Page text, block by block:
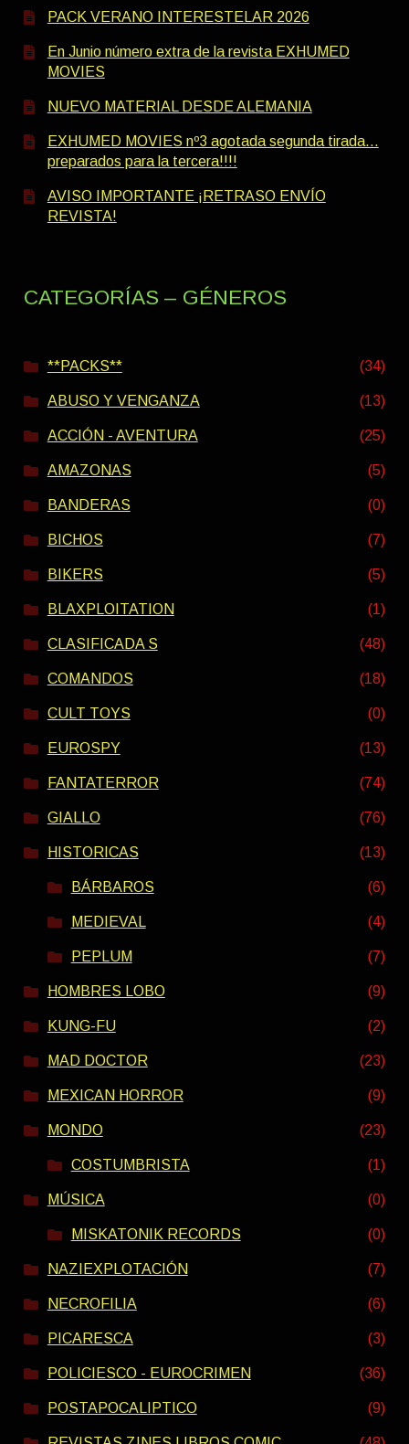
PACK VERANO INTERESTELAR 2026
En Junio número extra de la revista EXHUMED
MOVIES
NUEVO MATERIAL DESDE ALEMANIA
EXHUMED MOVIES nº3 agotada segunda tirada…
preparados para la tercera!!!!
AVISO IMPORTANTE ¡RETRASO ENVÍO
REVISTA!
CATEGORÍAS – GÉNEROS
**PACKS** (34)
ABUSO Y VENGANZA (13)
ACCIÓN - AVENTURA (25)
AMAZONAS (5)
BANDERAS (0)
BICHOS (7)
BIKERS (5)
BLAXPLOITATION (1)
CLASIFICADA S (48)
COMANDOS (18)
CULT TOYS (0)
EUROSPY (13)
FANTATERROR (74)
GIALLO (76)
HISTORICAS (13)
BÁRBAROS (6)
MEDIEVAL (4)
PEPLUM (7)
HOMBRES LOBO (9)
KUNG-FU (2)
MAD DOCTOR (23)
MEXICAN HORROR (9)
MONDO (23)
COSTUMBRISTA (1)
MÚSICA (0)
MISKATONIK RECORDS (0)
NAZIEXPLOTACIÓN (7)
NECROFILIA (6)
PICARESCA (3)
POLICIESCO - EUROCRIMEN (36)
POSTAPOCALIPTICO (9)